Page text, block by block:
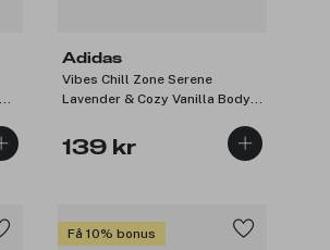
Adidas
Vibes Chill Zone Serene
Lavender & Cozy Vanilla Body
139 kr
Få 10% bonus